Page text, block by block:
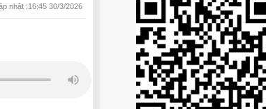
nhật :16:45 30/3/2026